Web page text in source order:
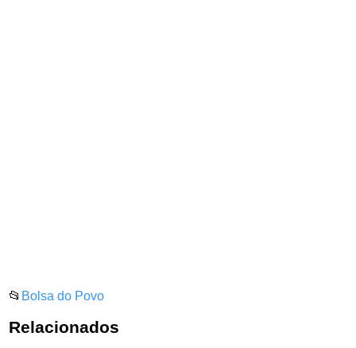
📂 Bolsa do Povo
Relacionados